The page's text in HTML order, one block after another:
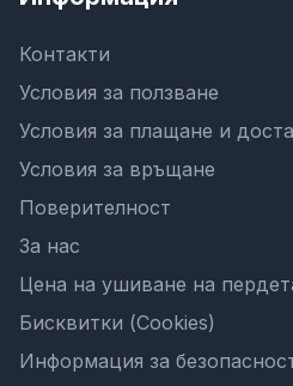
Контакти
Условия за ползване
Условия за плащане и
Условия за връщане
Поверителност
За нас
Цена на ушиване на
Бисквитки (Cookies)
Информация за